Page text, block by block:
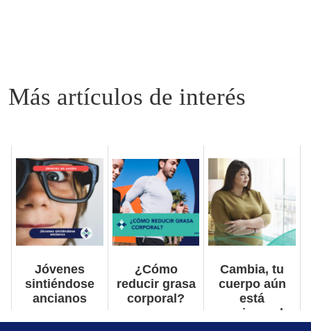
Jóvenes
sintiéndose
ancianos
¿Cómo
reducir grasa
corporal?
Cambia, tu
cuerpo aún
está
reaccionando.